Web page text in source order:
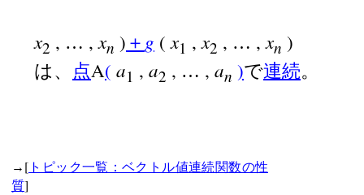
x2 , … ,xn ) ＋ g (x1 ,x2 , … ,xn )
は、 点A( a1 , a2 , … , an )で連続。
→ [ トピック一覧：ベクトル値連続関数の性
質]